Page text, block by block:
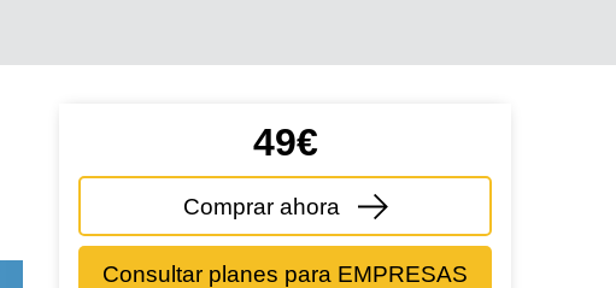
49€
Comprar ahora
Consultar planes para EMPRESAS